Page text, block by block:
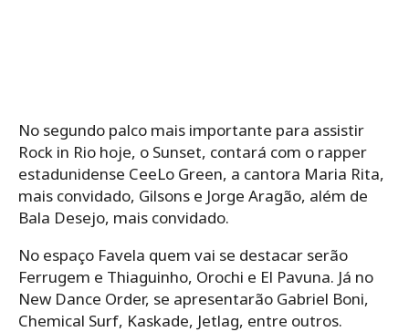
No segundo palco mais importante para assistir
Rock in Rio hoje, o Sunset, contará com o rapper
estadunidense CeeLo Green, a cantora Maria Rita,
mais convidado, Gilsons e Jorge Aragão, além de
Bala Desejo, mais convidado.
No espaço Favela quem vai se destacar serão
Ferrugem e Thiaguinho, Orochi e El Pavuna. Já no
New Dance Order, se apresentarão Gabriel Boni,
Chemical Surf, Kaskade, Jetlag, entre outros.